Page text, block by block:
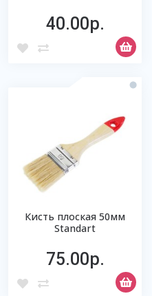
40.00р.
Кисть плоская 50мм
Standart
75.00р.